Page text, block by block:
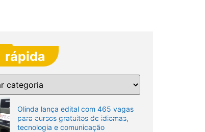
rápida
Olinda lança edital com 465 vagas
para cursos gratuitos de idiomas,
tecnologia e comunicação